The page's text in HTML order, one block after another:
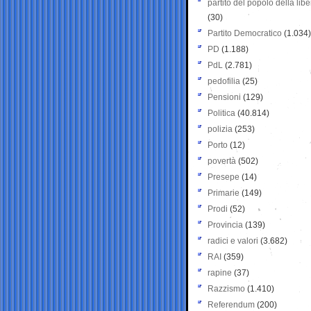
partito del popolo della
(30)
Partito Democratico (1.034)
PD (1.188)
PdL (2.781)
pedofilia (25)
Pensioni (129)
Politica (40.814)
polizia (253)
Porto (12)
povertà (502)
Presepe (14)
Primarie (149)
Prodi (52)
Provincia (139)
radici e valori (3.682)
RAI (359)
rapine (37)
Razzismo (1.410)
Referendum (200)